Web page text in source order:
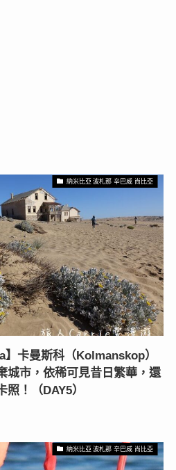
納米比亞 波札那 辛巴威 尚比亞
】卡曼斯科（Kolmanskop）
城市，依稀可見昔日繁華，還
！（DAY5）
納米比亞 波札那 辛巴威 尚比亞